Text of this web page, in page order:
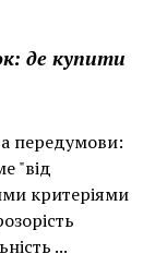
де купити
передумови:
"від
критеріями
...